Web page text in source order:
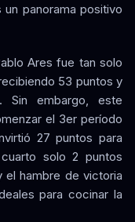
panorama positivo
Ares fue tan solo
53 puntos y
Sin embargo, este
el 3er período
27 puntos para
solo 2 puntos
el hambre de victoria
para cocinar la